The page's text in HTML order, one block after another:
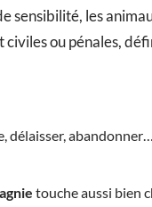
sensibilité, les
civiles ou pénales,
délaisser,
touche aussi bien